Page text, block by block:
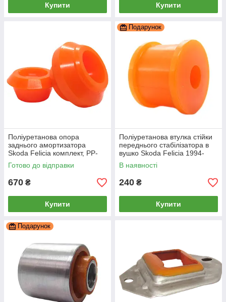
Купити Купити
Поліуретанова опора
заднього амортизатора
Skoda Felicia комплект, PP-
1563
Готово до відправки
670 ₴
Купити
Подарунок
Поліуретанова втулка стійки
переднього стабілізатора в
вушко Skoda Felicia 1994-
2001, PP-0012
В наявності
240 ₴
Купити
Подарунок